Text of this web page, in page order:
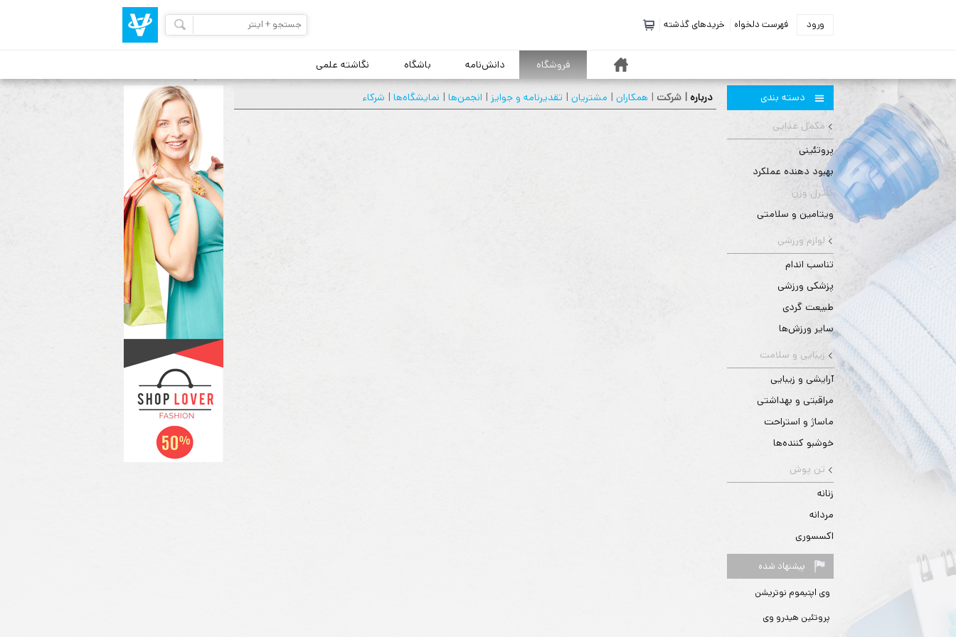
ورود فهرست دلخواه خریدهای گذشته
خانه فروشگاه دانش‌نامه باشگاه نگاشته علمی
دسته بندی
مکمل غذایی
پروتئینی
بهبود دهنده عملکرد
کنترل وزن
ویتامین و سلامتی
لوازم ورزشی
تناسب اندام
پزشکی ورزشی
طبیعت گردی
سایر ورزش‌ها
زیبایی و سلامت
آرایشی و زیبایی
مراقبتی و بهداشتی
ماساژ و استراحت
خوشبو کننده‌ها
تن پوش
زنانه
مردانه
اکسسوری
پیشنهاد شده
وی اپتیموم نوتریشن
پروتئین هیدرو وی
درباره | شركت | همكاران | مشتريان | تقديرنامه و جوايز | انجمن‌ها | نمايشگاه‌ها | شركاء